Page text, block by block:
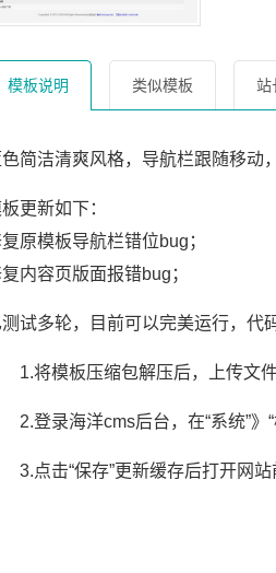
模板说明 类似模板 站
色简洁清爽风格，导航栏跟随移动
更新如下：
原模板导航栏错位bug；
内容页版面报错bug；
测试多轮，目前可以完美运行，代
将模板压缩包解压后，上传文件
登录海洋cms后台，在“系统”》“
点击“保存”更新缓存后打开网站